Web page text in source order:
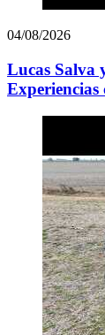
04/08/2026
Lucas Salva